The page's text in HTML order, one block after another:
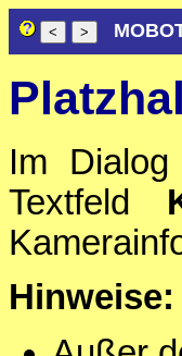
Im Dialog
Textfeld
Hinweise: